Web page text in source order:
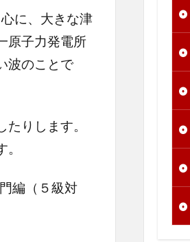
に、大きな津
原子力発電所
波のことで
りします。
編（５級対